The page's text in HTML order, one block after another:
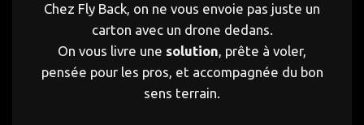
Chez Fly Back, on ne vous envoie pas juste un
carton avec un drone dedans.
On vous livre une solution, prête à voler,
pensée pour les pros, et accompagnée du bon
sens terrain.